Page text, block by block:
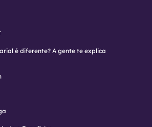
é diferente? A gente te explica